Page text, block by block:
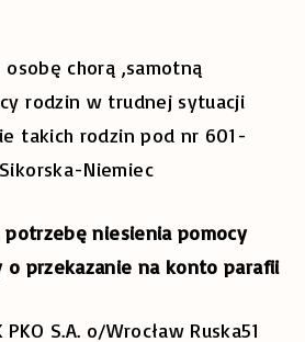
osobę chorą ,samotną
rodzin w trudnej sytuacji
takich rodzin pod nr 601-
Niemiec
potrzebę niesienia pomocy
o przekazanie na konto parafii
S.A. o/Wrocław Ruska51